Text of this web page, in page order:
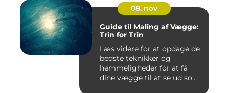
08. nov
Guide til Maling af Vægge:
Trin for Trin
Læs videre for at opdage de
bedste teknikker og
hemmeligheder for at få
dine vægge til at se ud som